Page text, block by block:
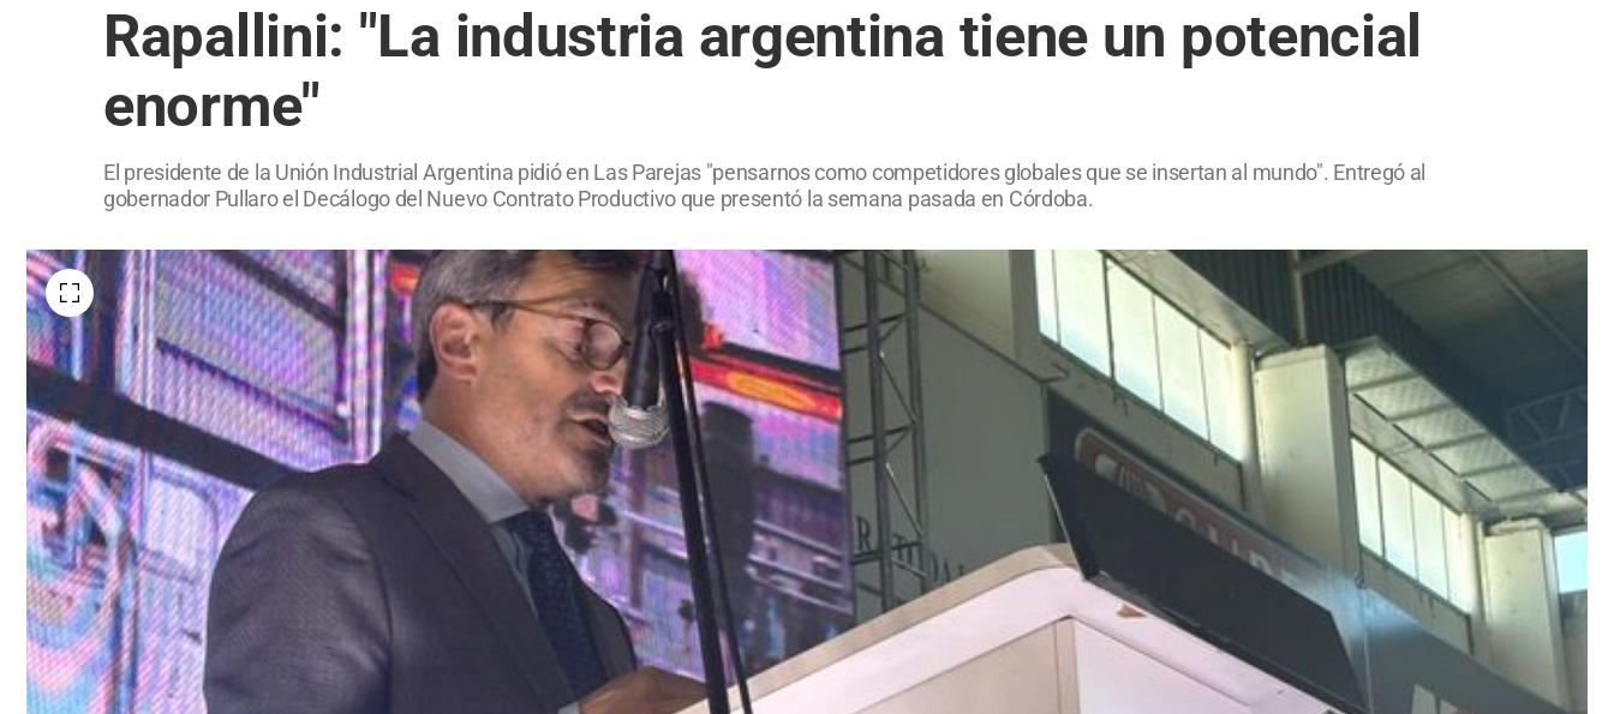
Rapallini: "La industria argentina tiene un potencial
enorme"
El presidente de la Unión Industrial Argentina pidió en Las Parejas "pensarnos como competidores globales que se insertan al mundo". Entregó al
gobernador Pullaro el Decálogo del Nuevo Contrato Productivo que presentó la semana pasada en Córdoba.